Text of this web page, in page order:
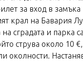
за вход в
крал на Бавария
сградата и парка
струва около 10
околности.